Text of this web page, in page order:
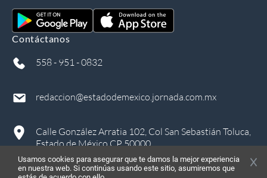
Contáctanos
558 - 951 - 0832
redaccion@estadodemexico.jornada.com.mx
Calle González Arratia 102, Col San Sebastián Toluca,
Estado de México CP 50000
Usamos cookies para asegurar que te damos la mejor experiencia
en nuestra web. Si continúas usando este sitio, asumiremos que